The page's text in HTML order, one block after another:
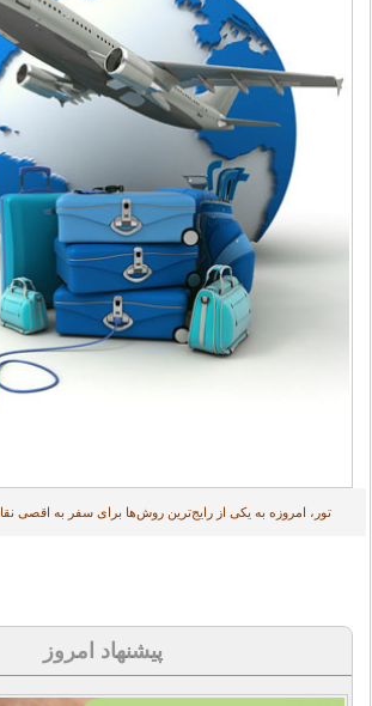
تور، امروزه به یکی از رایج‌ترین روش‌ها برای سفر به اقصی
پیشنهاد امروز